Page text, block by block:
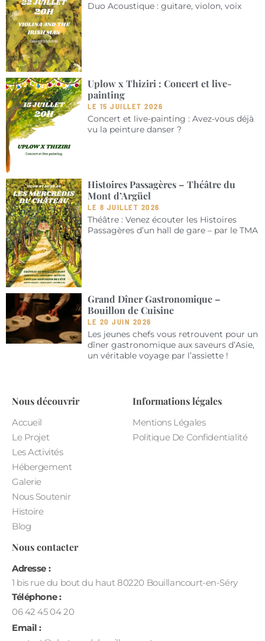
Duo Acoustique : guitare, violon, voix
Uplow x Thiziri : Concert et live-
painting
LE 15 JUILLET 2026
Concert et live-painting : Avez-vous déjà
vu la peinture danser ?
Histoires Passagères – Théâtre du
Mont d’Argüel
LE 8 JUILLET 2026
Théâtre : Venez écouter les Histoires
Passagères d’un hall de gare – par le TMA
Grand Dîner Gastronomique –
Bouillon de Cuisine
LE 20 JUIN 2026
Les jeunes chefs vous retrouvent pour un
dîner gastronomique aux saveurs d’Asie,
un véritable voyage par l’assiette !
Nous découvrir
Accueil
Le Projet
Les Activités
Hébergement
Galerie
Nous Soutenir
Histoire
Blog
Informations légales
Mentions Légales
Politique De Confidentialité
Nous contacter
Adresse :
1 bis rue du bout du haut 80220 Bouillancourt-en-Séry
Téléphone :
06 42 45 04 20
Email :